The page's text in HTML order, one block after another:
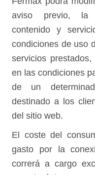
aviso previo, la
contenido y
condiciones de uso
servicios
en las condiciones
de un
destinado a los
del sitio web.
El coste del
gasto por la
correrá a cargo